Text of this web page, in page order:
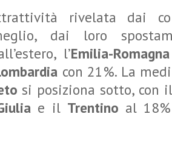
rivelata dai
dai loro
l’Emilia-
con 21%. La
si posiziona sotto, con
e il Trentino al